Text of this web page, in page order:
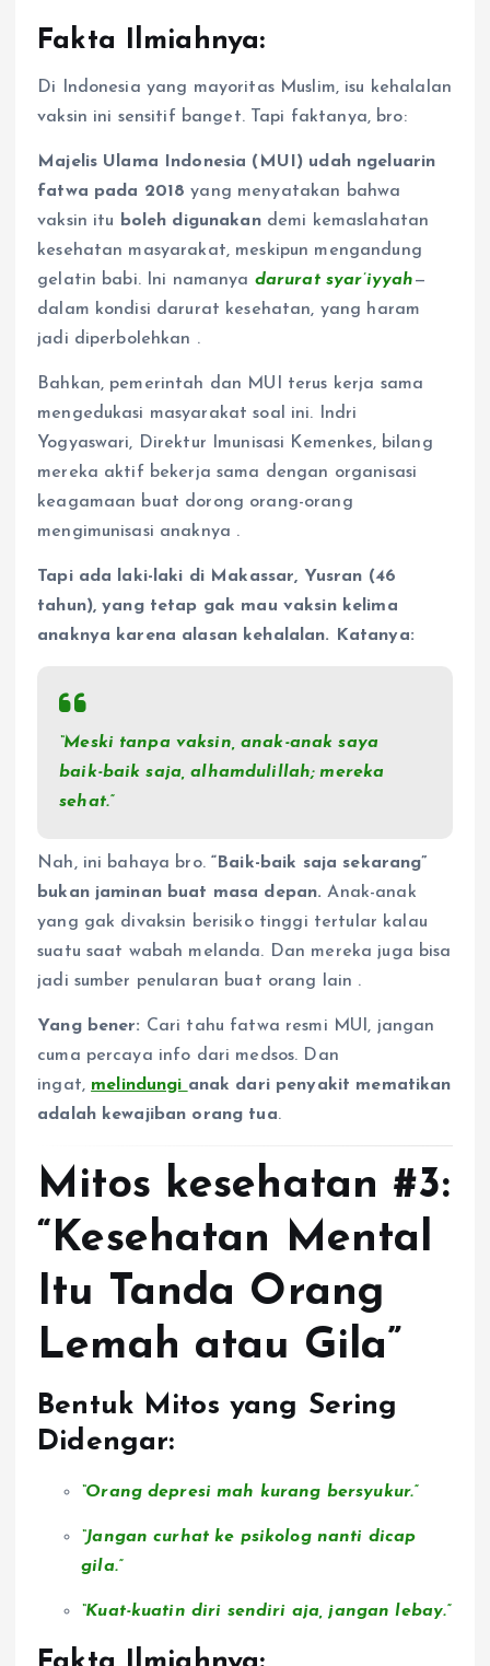
Fakta Ilmiahnya:
Di Indonesia yang mayoritas Muslim, isu kehalalan
vaksin ini sensitif banget. Tapi faktanya, bro:
Majelis Ulama Indonesia (MUI) udah ngeluarin
fatwa pada 2018 yang menyatakan bahwa
vaksin itu
boleh digunakandemi kemaslahatan
kesehatan masyarakat, meskipun mengandung
gelatin babi. Ini namanya darurat syar’iyyah—
dalam kondisi darurat kesehatan, yang haram
jadi diperbolehkan .
Bahkan, pemerintah dan MUI terus kerja sama
mengedukasi masyarakat soal ini. Indri
Yogyaswari, Direktur Imunisasi Kemenkes, bilang
mereka aktif bekerja sama dengan organisasi
keagamaan buat dorong orang-orang
mengimunisasi anaknya .
Tapi ada laki-laki di Makassar, Yusran (46
tahun), yang tetap gak mau vaksin kelima
anaknya karena alasan kehalalan. Katanya:
“Meski tanpa vaksin, anak-anak saya
baik-baik saja, alhamdulillah; mereka
sehat.”
Nah, ini bahaya bro.“Baik-baik saja sekarang”
bukan jaminan buat masa depan. Anak-anak
yang gak divaksin berisiko tinggi tertular kalau
suatu saat wabah melanda. Dan mereka juga bisa
jadi sumber penularan buat orang lain .
Yang bener: Cari tahu fatwa resmi MUI, jangan
cuma percaya info dari medsos. Dan
ingat, melindungi anak dari penyakit mematikan
adalah kewajiban orang tua.
Mitos kesehatan #3:
“Kesehatan Mental
Itu Tanda Orang
Lemah atau Gila”
Bentuk Mitos yang Sering
Didengar:
“Orang depresi mah kurang bersyukur.”
“Jangan curhat ke psikolog nanti dicap
gila.”
“Kuat-kuatin diri sendiri aja, jangan lebay.”